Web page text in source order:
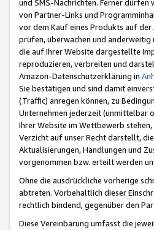
und SMS-Nachrichten. Ferner
von Partner-Links und
vor dem Kauf eines Produkts auf
prüfen, überwachen und anderweitig
die auf Ihrer Website dargestellte
reproduzieren, verbreiten und
Amazon-Datenschutzerklärung in
Sie bestätigen und sind damit
(Traffic) anregen können, zu
Unternehmen jederzeit (unmittelbar
Ihrer Website im Wettbewerb
Verzicht auf unser Recht darstellt,
Aktualisierungen, Handlungen und
vorgenommen bzw. erteilt werden
Ohne die ausdrückliche vorherige
abtreten. Vorbehaltlich dieser
rechtlich bindend, gegenüber den
Diese Vereinbarung umfasst die